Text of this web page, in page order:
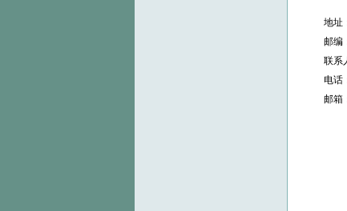
地址：
邮编：
联系人
电话：
邮箱